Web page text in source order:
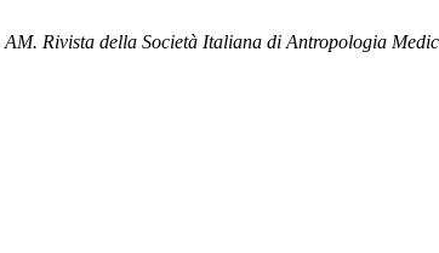
AM. Rivista della Società Italiana di Antropologia